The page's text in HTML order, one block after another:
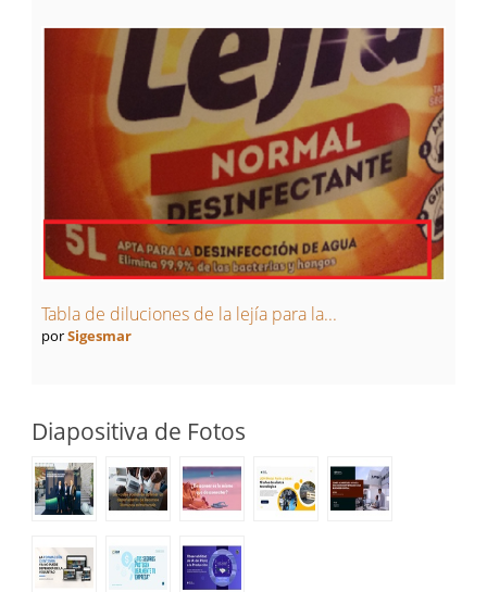
Tabla de diluciones de la lejía para la...
porSigesmar
Diapositiva de Fotos